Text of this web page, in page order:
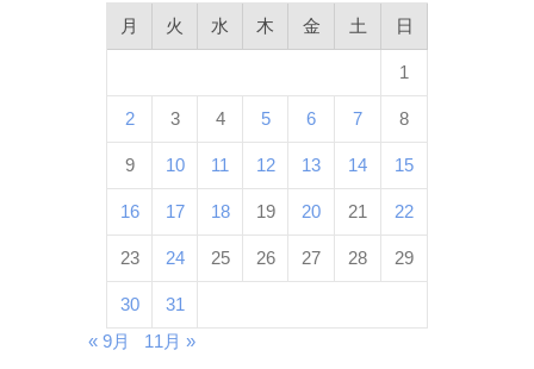
月 火 水 木 金 土 日
1
2 3 4 5 6 7 8
9 10 11 12 13 14 15
16 17 18 19 20 21 22
23 24 25 26 27 28 29
30
31
« 9月
11月 »